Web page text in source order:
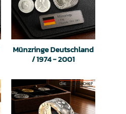
Münzringe Deutschland
/ 1974 - 2001